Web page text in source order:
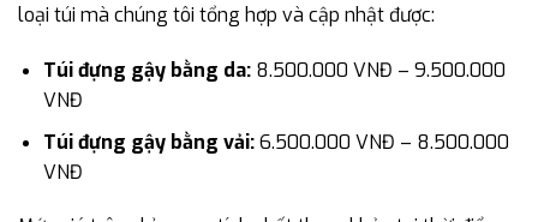
loại túi mà chúng tôi tổng hợp và cập nhật được:
Túi đựng gậy bằng da:8.500.000 VNĐ – 9.500.000
VNĐ
Túi đựng gậy bằng vải:6.500.000 VNĐ – 8.500.000
VNĐ